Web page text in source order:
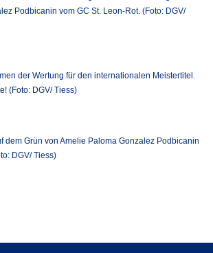
Podbicanin vom GC St. Leon-Rot. (Foto: DGV/
der Wertung für den internationalen Meistertitel.
(Foto: DGV/ Tiess)
dem Grün von Amelie Paloma Gonzalez Podbicanin
DGV/ Tiess)